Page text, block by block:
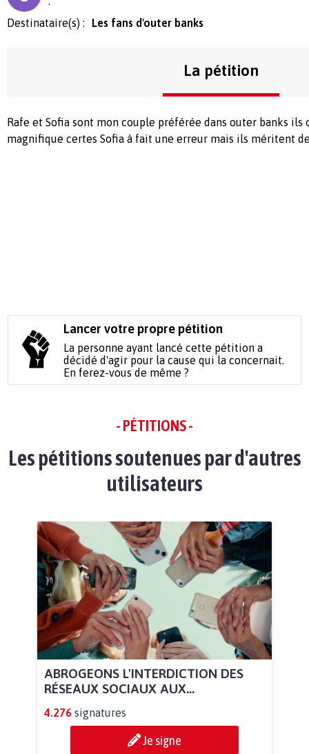
Destinataire(s) : Les fans d'outer banks
La pétition
Rafe et Sofia sont mon couple préférée dans outer banks ils
magnifique certes Sofia à fait une erreur mais ils méritent
Lancer votre propre pétition
La personne ayant lancé cette pétition a
décidé d'agir pour la cause qui la concernait.
En ferez-vous de même ?
- PÉTITIONS -
Les pétitions soutenues par d'autres
utilisateurs
ABROGEONS L'INTERDICTION DES
RÉSEAUX SOCIAUX AUX...
4.276 signatures
Je signe